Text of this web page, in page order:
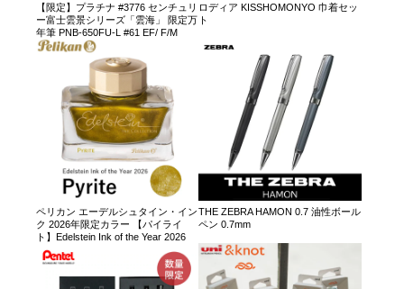
【限定】プラチナ #3776 センチュリ
ー富士雲景シリーズ「雲海」 限定万
年筆 PNB-650FU-L #61 EF/ F/M
ロディア KISSHOMONYO 巾着セッ
ト
ペリカン エーデルシュタイン・イン
ク 2026年限定カラー 【パイライ
ト】Edelstein Ink of the Year 2026
THE ZEBRA HAMON 0.7 油性ボール
ペン 0.7mm